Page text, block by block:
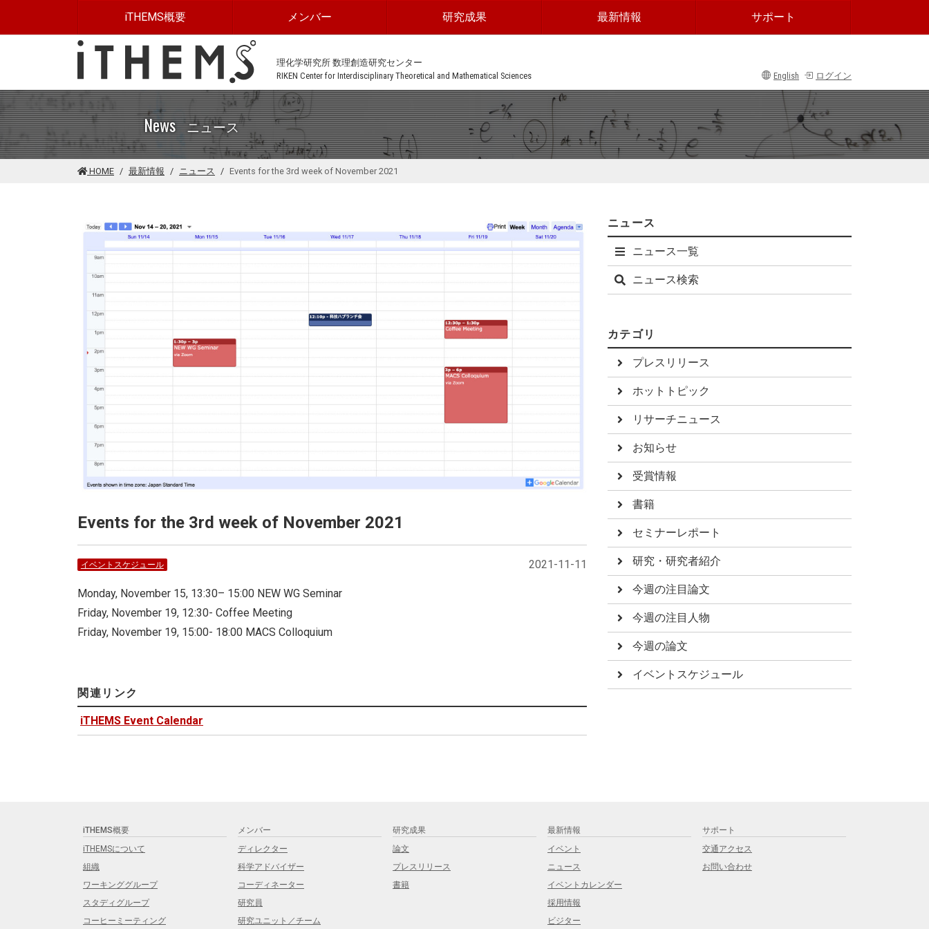
iTHEMS概要 メンバー 研究成果 最新情報 サポート
理化学研究所 数理創造研究センター
RIKEN Center for Interdisciplinary Theoretical and Mathematical Sciences
English ログイン
News ニュース
HOME 最新情報 ニュース Events for the 3rd week of November 2021
Events for the 3rd week of November 2021
2021-11-11
イベントスケジュール
Monday, November 15, 13:30– 15:00 NEW WG Seminar
Friday, November 19, 12:30- Coffee Meeting
Friday, November 19, 15:00- 18:00 MACS Colloquium
関連リンク
iTHEMS Event Calendar
ニュース
ニュース一覧
ニュース検索
カテゴリ
プレスリリース
ホットトピック
リサーチニュース
お知らせ
受賞情報
書籍
セミナーレポート
研究・研究者紹介
今週の注目論文
今週の注目人物
今週の論文
イベントスケジュール
iTHEMS概要
iTHEMSについて
組織
ワーキンググループ
スタディグループ
コーヒーミーティング
メンバー
ディレクター
科学アドバイザー
コーディネーター
研究員
研究ユニット／チーム
研究成果
論文
プレスリリース
書籍
最新情報
イベント
ニュース
イベントカレンダー
採用情報
ビジター
サポート
交通アクセス
お問い合わせ